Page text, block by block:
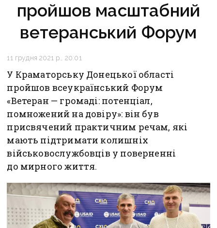
пройшов масштабний
ветеранський Форум
11 грудня 2021 р., 20:01
У Краматорську Донецької області
пройшов всеукраїнський Форум
«Ветеран — громаді: потенціал,
помножений на довіру»: він був
присвячений практичним речам, які
мають підтримати колишніх
військовослужбовців у поверненні
до мирного життя.